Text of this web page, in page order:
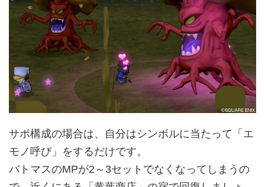
サポ構成の場合は、自分はシンボルに当たって「エ
モノ呼び」をするだけです。
バトマスのMPが2～3セットでなくなってしまうの